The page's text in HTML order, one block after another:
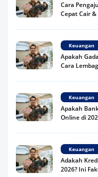
Cara
Cepat Cair &
Keuangan
Apakah
Cara
Keuangan
Apakah
Online di
Keuangan
Adakah
2026? Ini